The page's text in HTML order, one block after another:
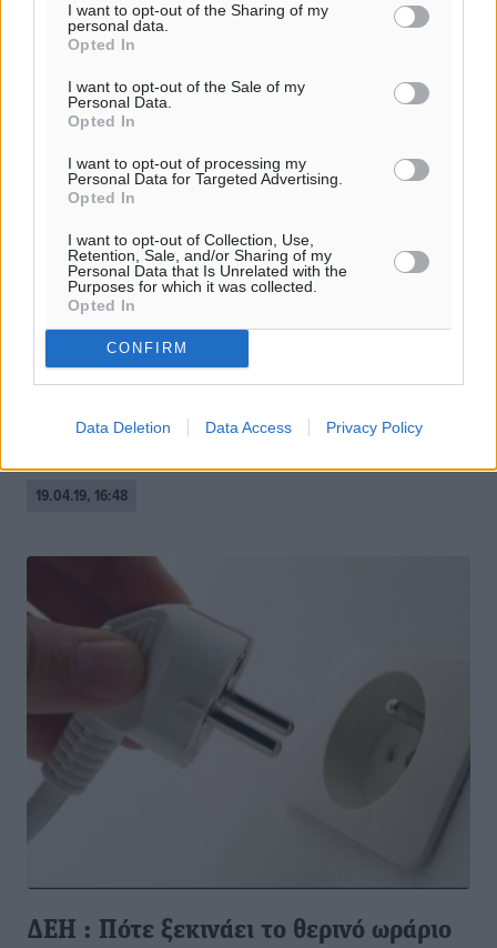
I want to opt-out of the Sharing of my
personal data.
Opted In
I want to opt-out of the Sale of my
Personal Data.
Opted In
I want to opt-out of processing my
Personal Data for Targeted Advertising.
Opted In
I want to opt-out of Collection, Use,
Retention, Sale, and/or Sharing of my
Personal Data that Is Unrelated with the
Purposes for which it was collected.
Opted In
CONFIRM
Data Deletion Data Access Privacy Policy
Ν.Δ.: Νέα τακτική προκλήσεων της
Άγκυρας με χρήση μη επανδρωμένων
αεροσκαφών
Ερώτηση για τις τουρκικές παραβιάσεις στο Αιγαίο με μη
Βουλή προς τους υπουργούς Εξωτερικών και Εθνικής
Άμυνας οι αρμόδιοι ...
19.04.19, 16:48
ΔΕΗ : Πότε ξεκινάει το θερινό ωράριο